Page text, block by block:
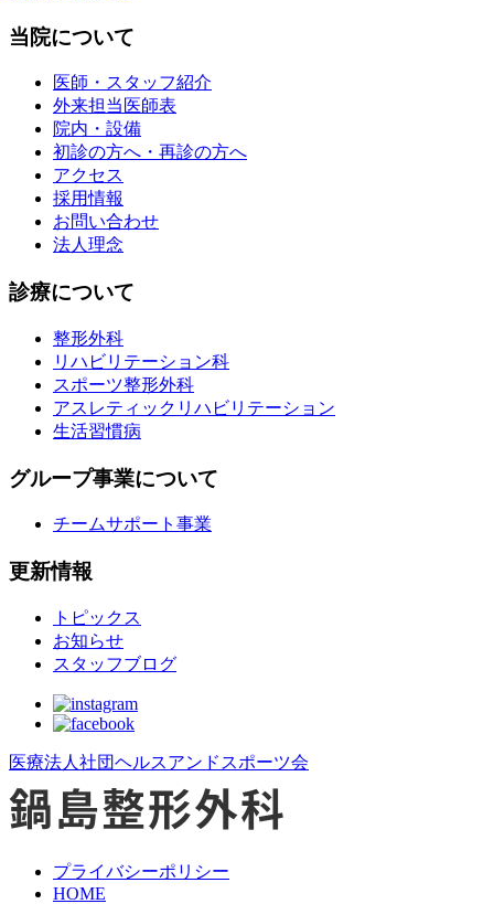
当院について
医師・スタッフ紹介
外来担当医師表
院内・設備
初診の方へ・再診の方へ
アクセス
採用情報
お問い合わせ
法人理念
診療について
整形外科
リハビリテーション科
スポーツ整形外科
アスレティックリハビリテーション
生活習慣病
グループ事業について
チームサポート事業
更新情報
トピックス
お知らせ
スタッフブログ
医療法人社団ヘルスアンドスポーツ会
プライバシーポリシー
HOME